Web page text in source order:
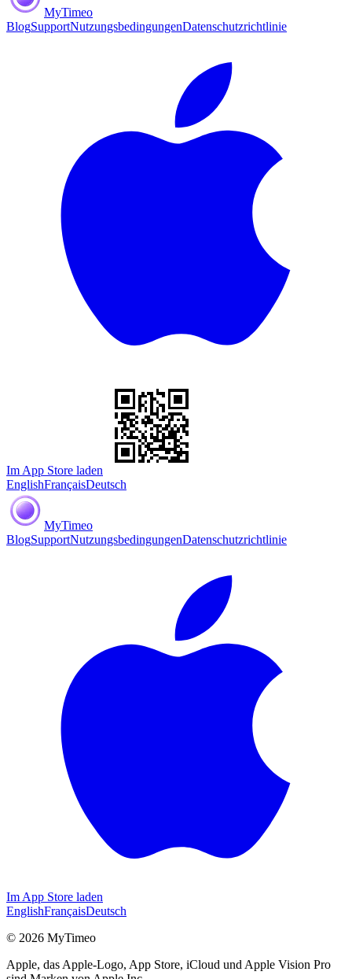
MyTimeo
BlogSupportNutzungsbedingungenDatenschutzrichtlinie
Im App Store laden
EnglishFrançaisDeutsch
MyTimeo
BlogSupportNutzungsbedingungenDatenschutzrichtlinie
Im App Store laden
EnglishFrançaisDeutsch
© 2026 MyTimeo
Apple, das Apple-Logo, App Store, iCloud und Apple Vision Pro